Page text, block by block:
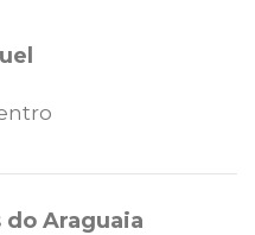
do Araguaia